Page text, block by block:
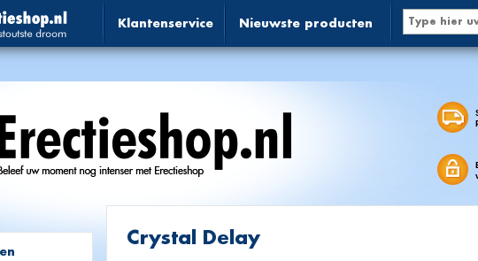
Klantenservice Nieuwste producten
Crystal Delay